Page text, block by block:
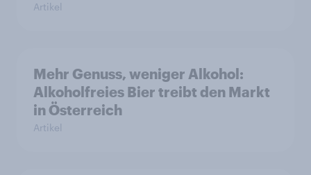
Artikel
Mehr Genuss, weniger Alkohol:
Alkoholfreies Bier treibt den Markt
in Österreich
Artikel